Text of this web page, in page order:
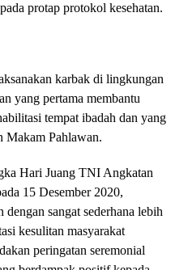
protap protokol kesehatan.
karbak di lingkungan
yang pertama membantu
tempat ibadah dan yang
Makam Pahlawan.
Hari Juang TNI Angkatan
15 Desember 2020,
sangat sederhana lebih
kesulitan masyarakat
peringatan seremonial